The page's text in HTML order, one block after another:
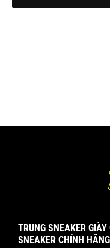
trên
TRUNG SNEAKER
SNEAKER CHÍNH HÃNG